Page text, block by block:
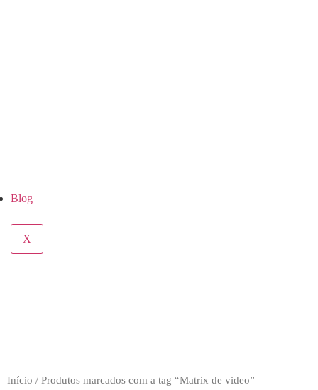
Blog
X
Início / Produtos marcados com a tag “Matrix de video”